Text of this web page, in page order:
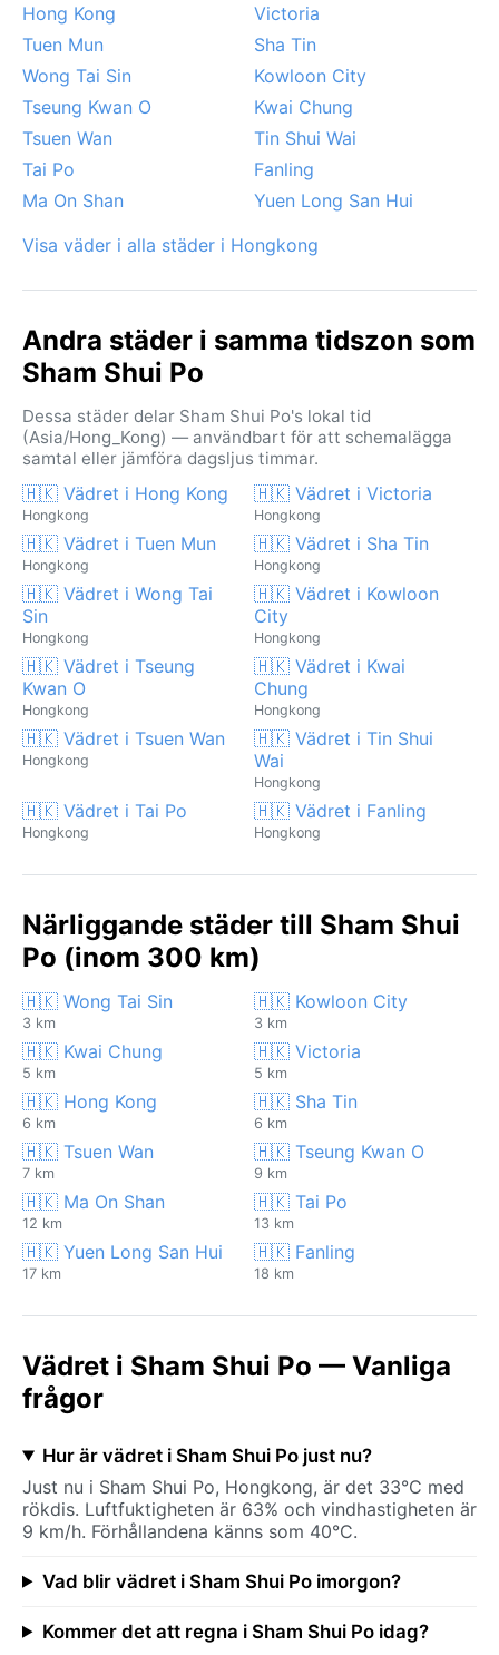
Hong Kong
Victoria
Tuen Mun
Sha Tin
Wong Tai Sin
Kowloon City
Tseung Kwan O
Kwai Chung
Tsuen Wan
Tin Shui Wai
Tai Po
Fanling
Ma On Shan
Yuen Long San Hui
Visa väder i alla städer i Hongkong
Andra städer i samma tidszon som
Sham Shui Po
Dessa städer delar Sham Shui Po's lokal tid
(Asia/Hong_Kong) — användbart för att schemalägga
samtal eller jämföra dagsljus timmar.
🇭🇰 Vädret i Hong Kong
Hongkong
🇭🇰 Vädret i Victoria
Hongkong
🇭🇰 Vädret i Tuen Mun
Hongkong
🇭🇰 Vädret i Sha Tin
Hongkong
🇭🇰 Vädret i Wong Tai
Sin
Hongkong
🇭🇰 Vädret i Kowloon
City
Hongkong
🇭🇰 Vädret i Tseung
Kwan O
Hongkong
🇭🇰 Vädret i Kwai
Chung
Hongkong
🇭🇰 Vädret i Tsuen Wan
Hongkong
🇭🇰 Vädret i Tin Shui
Wai
Hongkong
🇭🇰 Vädret i Tai Po
Hongkong
🇭🇰 Vädret i Fanling
Hongkong
Närliggande städer till Sham Shui
Po (inom 300 km)
🇭🇰 Wong Tai Sin
3 km
🇭🇰 Kowloon City
3 km
🇭🇰 Kwai Chung
5 km
🇭🇰 Victoria
5 km
🇭🇰 Hong Kong
6 km
🇭🇰 Sha Tin
6 km
🇭🇰 Tsuen Wan
7 km
🇭🇰 Tseung Kwan O
9 km
🇭🇰 Ma On Shan
12 km
🇭🇰 Tai Po
13 km
🇭🇰 Yuen Long San Hui
17 km
🇭🇰 Fanling
18 km
Vädret i Sham Shui Po — Vanliga
frågor
Hur är vädret i Sham Shui Po just nu?
Just nu i Sham Shui Po, Hongkong, är det 33°C med
rökdis. Luftfuktigheten är 63% och vindhastigheten är
9 km/h. Förhållandena känns som 40°C.
Vad blir vädret i Sham Shui Po imorgon?
Kommer det att regna i Sham Shui Po idag?